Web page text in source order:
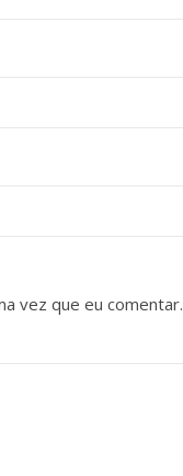
vez que eu comentar.